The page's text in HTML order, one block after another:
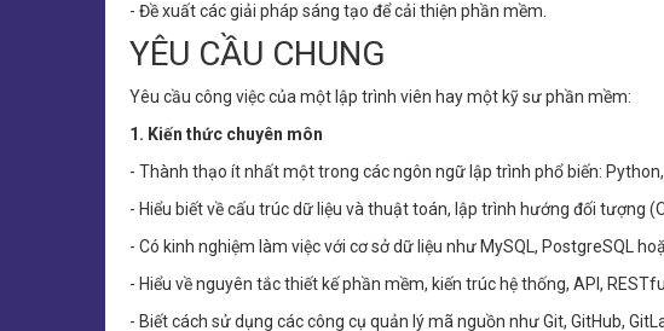
- Đề xuất các giải pháp sáng tạo để cải thiện phần mềm.
YÊU CẦU CHUNG
Yêu cầu công việc của một lập trình viên hay một kỹ sư phần mềm:
1. Kiến thức chuyên môn
- Thành thạo ít nhất một trong các ngôn ngữ lập trình phổ biến: Python,
- Hiểu biết về cấu trúc dữ liệu và thuật toán, lập trình hướng đối tượng
- Có kinh nghiệm làm việc với cơ sở dữ liệu như MySQL, PostgreSQL
- Hiểu về nguyên tắc thiết kế phần mềm, kiến trúc hệ thống, API,
- Biết cách sử dụng các công cụ quản lý mã nguồn như Git, GitHub,